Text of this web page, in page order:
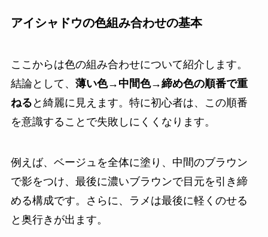
アイシャドウの色組み合わせの基本
ここからは色の組み合わせについて紹介します。
結論として、 薄い色→中間色→締め色の順番で重
ねる と綺麗に見えます。特に初心者は、この順番
を意識することで失敗しにくくなります。
例えば、ベージュを全体に塗り、中間のブラウン
で影をつけ、最後に濃いブラウンで目元を引き締
める構成です。さらに、ラメは最後に軽くのせる
と奥行きが出ます。